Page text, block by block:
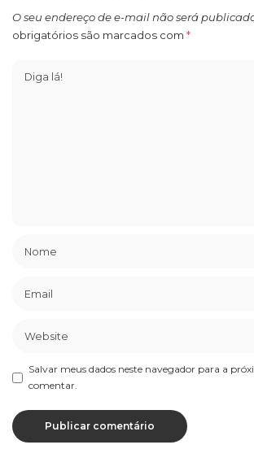
O seu endereço de e-mail não será
obrigatórios são marcados com *
Salvar meus dados neste navegador para a
comentar.